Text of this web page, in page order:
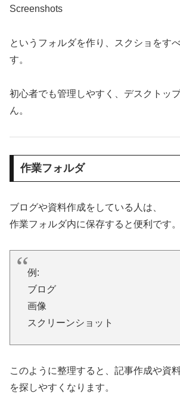
Screenshots
というフォルダを作り、スクショをす
す。
初心者でも管理しやすく、デスクトッ
ん。
作業フォルダ
ブログや資料作成をしている人は、
作業フォルダ内に保存すると便利です。
例:
ブログ
画像
スクリーンショット
このように整理すると、記事作成や資
を探しやすくなります。